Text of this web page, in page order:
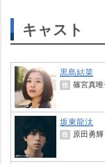
キャスト
黒島結菜
役 篠宮真
坂東龍汰
役 原田勇輝